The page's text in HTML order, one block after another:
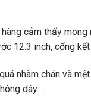
cảm thấy
12.3 inch, cổng
nhàm chán và
dây….